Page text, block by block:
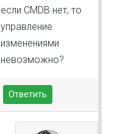
если CMDB нет, то
управление
изменениями
невозможно?
Ответить